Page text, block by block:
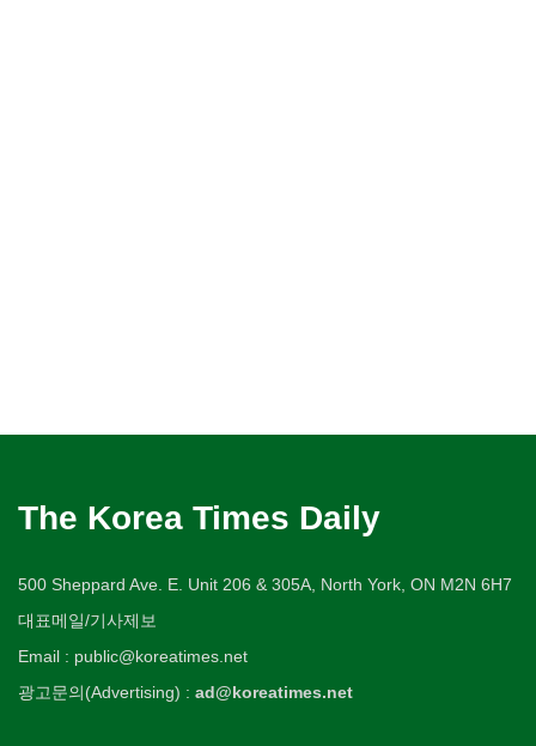
The Korea Times Daily
500 Sheppard Ave. E. Unit 206 & 305A, North York, ON M2N 6H7
대표메일/기사제보
Email : public@koreatimes.net
광고문의(Advertising) : ad@koreatimes.net